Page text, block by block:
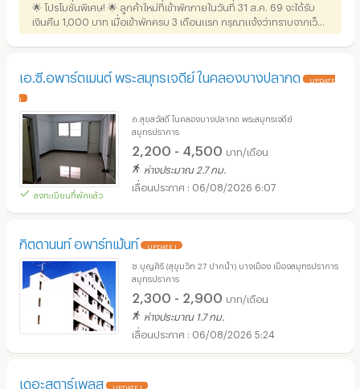
🌟 โปรโมชั่นพิเศษ! 🌟 ลูกค้าใหม่ที่เข้าพักภายในวันที่ 31 ส.ค. 69 จะได้รับ
เงินคืน 1,000 บาท เมื่อเข้าพักครบ 3 เดือนแรก กรุณาแจ้งว่าทราบจากเว็บ
ห้องพัก เพื่อรับสิทธิ 🎉🏠
เอ.ซี.อพาร์ตเมนต์ พระสมุทรเจดีย์ ในคลองบางปลากด UPDATE
!
ลงทะเบียนที่พักแล้ว
ถ.สุขสวัสดิ์ ในคลองบางปลากด พระสมุทรเจดีย์
สมุทรปราการ
2,200 - 4,500 บาท/เดือน
ห่างประมาณ 2.7 กม.
06/08/2026 6:07
กิตตานนท์ อพาร์ทเม้นท์ UPDATE !
ซ.บุญศิริ (สุขุมวิท 27 ปากน้ำ) บางเมือง เมืองสมุทรปราการ
สมุทรปราการ
2,300 - 2,900 บาท/เดือน
ห่างประมาณ 1.7 กม.
06/08/2026 5:24
เดอะสตาร์เพลส UPDATE !